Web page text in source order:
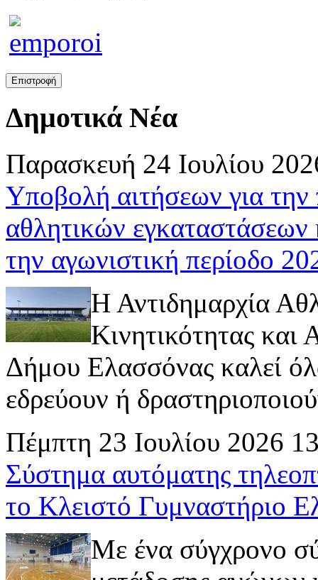
Δημοτικά Νέα
Παρασκευή 24 Ιουλίου
Υποβολή αιτήσεων για
αθλητικών
την αγωνιστική περίοδο
Η Αντιδημαρχία
Κινητικότητας
Δήμου Ελασσόνας καλεί
εδρεύουν ή
Πέμπτη 23 Ιουλίου 2026
Σύστημα αυτόματης
το Κλειστό Γυμναστήριο
Με ένα σύγχρονο